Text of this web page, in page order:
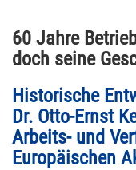
60 Jahre
doch seine
Historische
Dr. Otto-Ernst
Arbeits- und
Europäischen